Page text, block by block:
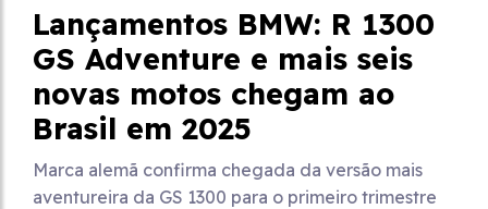
Lançamentos BMW: R 1300
GS Adventure e mais seis
novas motos chegam ao
Brasil em 2025
Marca alemã confirma chegada da versão mais
aventureira da GS 1300 para o primeiro trimestre